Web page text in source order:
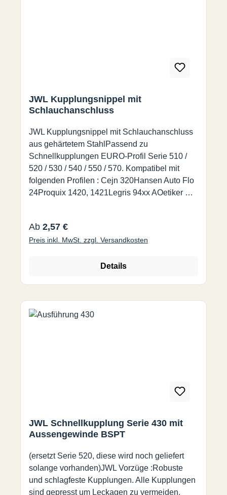
JWL Kupplungsnippel mit
Schlauchanschluss
JWL Kupplungsnippel mit Schlauchanschluss
aus gehärtetem StahlPassend zu
Schnellkupplungen EURO-Profil Serie 510 /
520 / 530 / 540 / 550 / 570. Kompatibel mit
folgenden Profilen : Cejn 320Hansen Auto Flo
24Proquix 1420, 1421Legris 94xx AOetiker SC
Regulärer Preis:
Ab 2,57 €
Preis inkl. MwSt. zzgl. Versandkosten
Details
JWL Schnellkupplung Serie 430 mit
Aussengewinde BSPT
(ersetzt Serie 520, diese wird noch geliefert
solange vorhanden)JWL Vorzüge :Robuste
und schlagfeste Kupplungen. Alle Kupplungen
sind gepresst um Leckagen zu vermeiden.